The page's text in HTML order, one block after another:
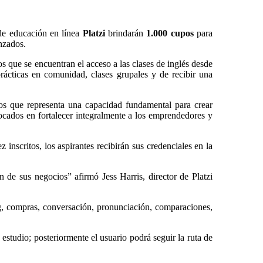
educación en línea Platzibrindarán 1.000 cupospara
se encuentran el acceso a las clases de inglés desde
en comunidad, clases grupales y de recibir una
representa una capacidad fundamental para crear
en fortalecer integralmente a los emprendedores y
los aspirantes recibirán sus credenciales en la
sus negocios” afirmó Jess Harris, director de Platzi
conversación, pronunciación, comparaciones,
posteriormente el usuario podrá seguir la ruta de